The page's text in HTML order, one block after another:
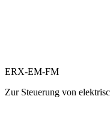
ERX-EM-FM
Zur Steuerung von